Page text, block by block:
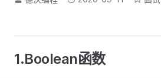
1.Boolean函数